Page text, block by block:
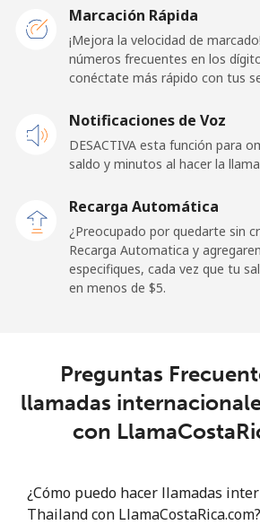
Togo
Línea fija ⁦42.5¢⁩ 11
Tokelau
country
⁦217.5¢⁩
Tonga
Trinidad And Tobago
Celular ⁦22.5¢⁩ 22
Marcación Rápida
¡Mejora la velocidad de
números frecuentes en los
conéctate más rápido con tus
Notificaciones de Voz
DESACTIVA esta función para
saldo y minutos al hacer la
Recarga Automática
¿Preocupado por quedarte sin
Recarga Automatica y
especifiques, cada vez que tu
en menos de ⁦$5⁩.
Preguntas
llamadas
con
¿Cómo puedo hacer llamadas
Thailand con LlamaCostaRica.com?